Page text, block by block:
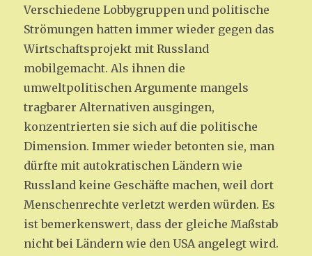
Verschiedene Lobbygruppen und politische
Strömungen hatten immer wieder gegen das
Wirtschaftsprojekt mit Russland
mobilgemacht. Als ihnen die
umweltpolitischen Argumente mangels
tragbarer Alternativen ausgingen,
konzentrierten sie sich auf die politische
Dimension. Immer wieder betonten sie, man
dürfte mit autokratischen Ländern wie
Russland keine Geschäfte machen, weil dort
Menschenrechte verletzt werden würden. Es
ist bemerkenswert, dass der gleiche Maßstab
nicht bei Ländern wie den USA angelegt wird.